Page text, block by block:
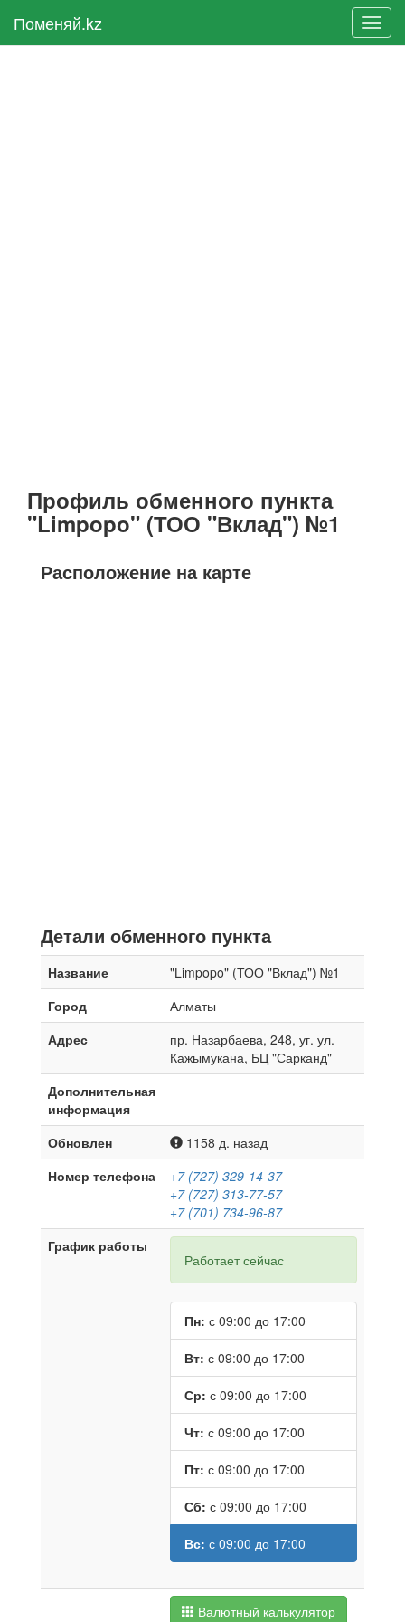
Поменяй.kz
Профиль обменного пункта
"Limpopo" (ТОО "Вклад") №1
Расположение на карте
Детали обменного пункта
Название
"Limpopo" (ТОО "Вклад") №1
Город
Алматы
Адрес
пр. Назарбаева, 248, уг. ул.
Кажымукана, БЦ "Сарканд"
Дополнительная
информация
Обновлен
1158 д. назад
Номер телефона
+7 (727) 329-14-37
+7 (727) 313-77-57
+7 (701) 734-96-87
График работы
Работает сейчас
Пн: с 09:00 до 17:00
Вт: с 09:00 до 17:00
Ср: с 09:00 до 17:00
Чт: с 09:00 до 17:00
Пт: с 09:00 до 17:00
Сб: с 09:00 до 17:00
Вс: с 09:00 до 17:00
Валютный калькулятор